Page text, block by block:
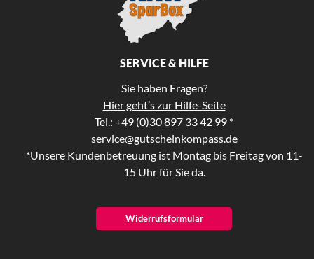
SERVICE & HILFE
Sie haben Fragen?
Hier geht’s zur Hilfe-Seite
Tel.: +49 (0)30 897 33 42 99 *
service@gutscheinkompass.de
*Unsere Kundenbetreuung ist Montag bis Freitag von 11-
15 Uhr für Sie da.
Widerrufsformular